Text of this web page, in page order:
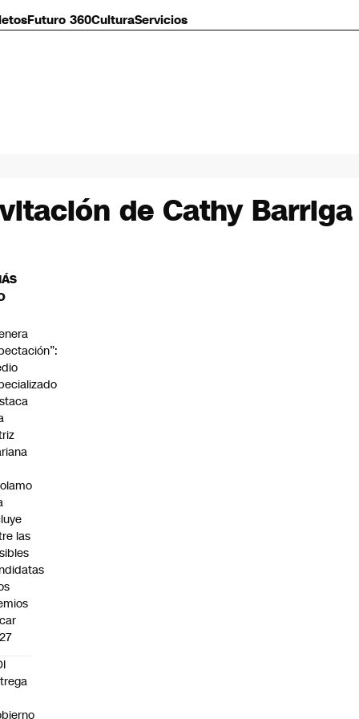
Futuro 360CulturaServicios
de Cathy
las